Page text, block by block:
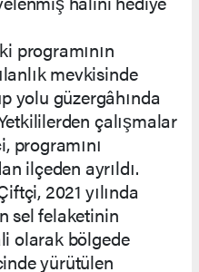
programının
mevkisinde
yolu güzergâhında
çalışmalar
programını
ilçeden ayrıldı.
2021 yılında
sel felaketinin
olarak bölgede
yürütülen